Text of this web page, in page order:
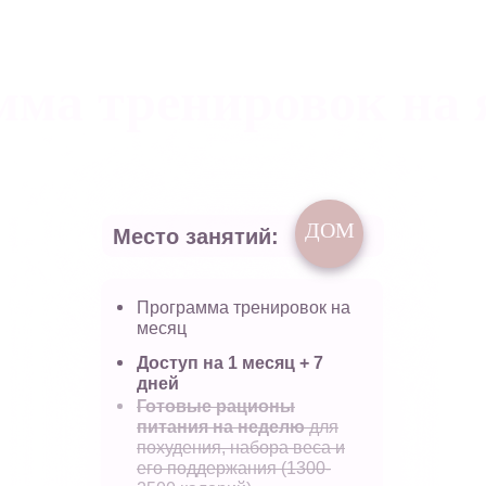
Программа тренировок на
месяц
Место занятий: ДОМ
Доступ на 1 месяц + 7
дней
Готовые рационы
питания на неделюдля
похудения, набора веса и
его поддержания (1300-